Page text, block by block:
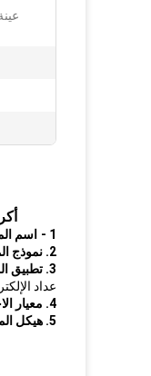
1 - اسم
2. نموذج المنتج
3. تطبيق المنتج:
عداد
4. معيار الاختبار:
5. هيكل المنتج: